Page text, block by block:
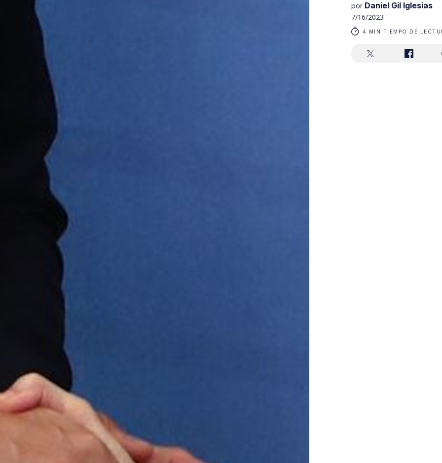
por Daniel Gil Iglesias
7/16/2023
4 MIN TIEMPO DE